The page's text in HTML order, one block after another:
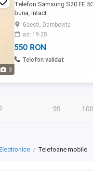
2
Telefon Samsung S20 FE
buna, intact
Gaesti, Dambovita
azi 19:25
550 RON
Telefon validat
2 99 100
Telefoane mobile